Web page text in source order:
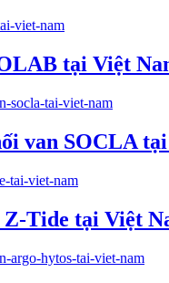
tại Việt
van SOCLA
Z-Tide tại Việt